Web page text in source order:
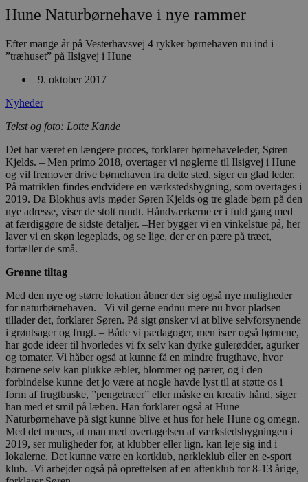
Hune Naturbørnehave i nye rammer
Efter mange år på Vesterhavsvej 4 rykker børnehaven nu ind i
”træhuset” på Ilsigvej i Hune
| 9. oktober 2017
Nyheder
Tekst og foto: Lotte Kande
Det har været en længere proces, forklarer børnehaveleder, Søren
Kjelds. – Men primo 2018, overtager vi nøglerne til Ilsigvej i Hune
og vil fremover drive børnehaven fra dette sted, siger en glad leder.
På matriklen findes endvidere en værkstedsbygning, som overtages i
2019. Da Blokhus avis møder Søren Kjelds og tre glade børn på den
nye adresse, viser de stolt rundt. Håndværkerne er i fuld gang med
at færdiggøre de sidste detaljer. –Her bygger vi en vinkelstue på, her
laver vi en skøn legeplads, og se lige, der er en pære på træet,
fortæller de små.
Grønne tiltag
Med den nye og større lokation åbner der sig også nye muligheder
for naturbørnehaven. –Vi vil gerne endnu mere nu hvor pladsen
tillader det, forklarer Søren. På sigt ønsker vi at blive selvforsynende
i grøntsager og frugt. – Både vi pædagoger, men især også børnene,
har gode ideer til hvorledes vi fx selv kan dyrke gulerødder, agurker
og tomater. Vi håber også at kunne få en mindre frugthave, hvor
børnene selv kan plukke æbler, blommer og pærer, og i den
forbindelse kunne det jo være at nogle havde lyst til at støtte os i
form af frugtbuske, ”pengetræer” eller måske en kreativ hånd, siger
han med et smil på læben. Han forklarer også at Hune
Naturbørnehave på sigt kunne blive et hus for hele Hune og omegn.
Med det menes, at man med overtagelsen af værkstedsbygningen i
2019, ser muligheder for, at klubber eller lign. kan leje sig ind i
lokalerne. Det kunne være en kortklub, nørkleklub eller en e-sport
klub. -Vi arbejder også på oprettelsen af en aftenklub for 8-13 årige,